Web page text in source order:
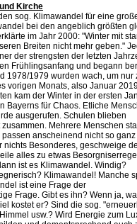
Kirche
sog. Klimawandel für eine
bei den angeblich größten
im Jahr 2000: "Winter mit
Breiten nicht mehr geben."
der strengsten der letzten
Frühlingsanfang und begann
1978/1979 wurden wach, um nur
vorigen Monats, also Januar
kam der Winter in der ersten
Bayerns für Chaos. Etliche
ausgerufen. Schulen blieben
Mehrere Menschen
anscheinend nicht so ganz
nichts Besonderes, geschweige
alles zu etwas
ist es Klimawandel. Windig?
Klimawandel! Manche
ist eine Frage der
Frage. Gibt es ihn? Wenn ja,
kostet er? Sind die sog.
usw.? Wird Energie zum